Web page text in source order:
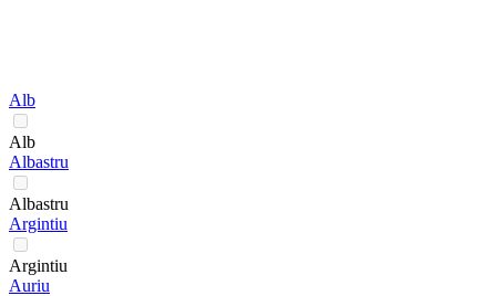
Alb
Alb
Albastru
Albastru
Argintiu
Argintiu
Auriu